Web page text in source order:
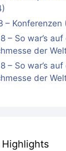
– Konferenzen
– So war’s
der
– So war’s
der
Highlights